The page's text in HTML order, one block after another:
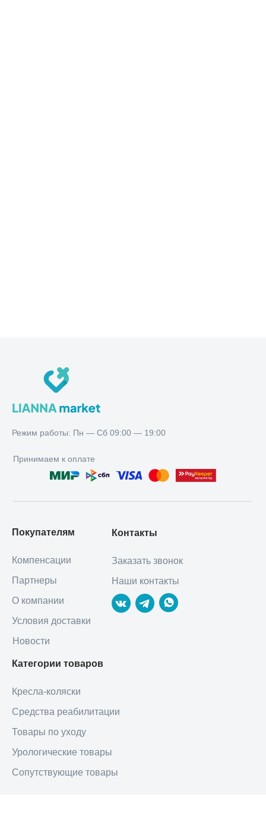
Покупателям
Компенсации
Партнеры
О компании
Условия доставки
Категории товаров
Кресла-коляски
Средства реабилитации
Товары по уходу
Урологические товары
Сопутствующие товары
Контакты
Заказать звонок
Наши контакты
Режим работы: Пн — Сб 09:00 — 19:00
Новости
Принимаем к оплате